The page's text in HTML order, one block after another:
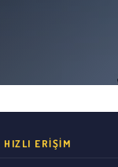
HIZLI ERIŞIM